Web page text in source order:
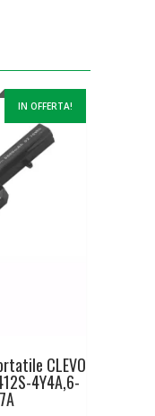
IN OFFERTA!
CLEVO
4Y4A,6-